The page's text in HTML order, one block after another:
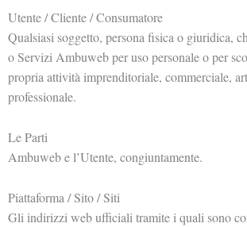
Utente / Cliente / Consumatore
Qualsiasi soggetto, persona fisica o giuridica,
o Servizi Ambuweb per uso personale o per
propria attività imprenditoriale, commerciale,
professionale.
Le Parti
Ambuweb e l’Utente, congiuntamente.
Piattaforma / Sito / Siti
Gli indirizzi web ufficiali tramite i quali sono